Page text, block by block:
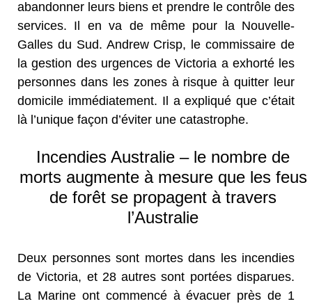
abandonner leurs biens et prendre le contrôle des
services. Il en va de même pour la Nouvelle-
Galles du Sud. Andrew Crisp, le commissaire de
la gestion des urgences de Victoria a exhorté les
personnes dans les zones à risque à quitter leur
domicile immédiatement. Il a expliqué que c’était
là l’unique façon d’éviter une catastrophe.
Incendies Australie – le nombre de
morts augmente à mesure que les feus
de forêt se propagent à travers
l’Australie
Deux personnes sont mortes dans les incendies
de Victoria, et 28 autres sont portées disparues.
La Marine ont commencé à évacuer près de 1